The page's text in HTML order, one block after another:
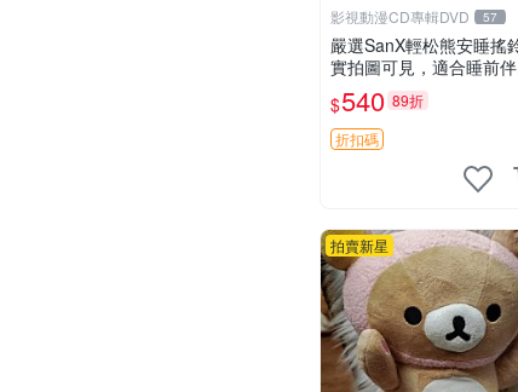
影視動漫CD專輯DVD 57
嚴選SanX輕松熊安睡搖
實拍圖可見，適合睡前伴
侶， Picks安撫好物 0325
懸吊 電腦
$540 89折
折扣碼
拍賣新星